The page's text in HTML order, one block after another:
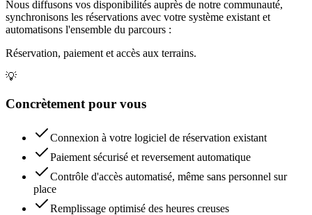
Nous diffusons vos disponibilités auprès de notre communauté,
synchronisons les réservations avec votre système existant et
automatisons l'ensemble du parcours :
Réservation, paiement et accès aux terrains.
💡
Concrètement pour vous
Connexion à votre logiciel de réservation existant
Paiement sécurisé et reversement automatique
Contrôle d'accès automatisé, même sans personnel sur
place
Remplissage optimisé des heures creuses